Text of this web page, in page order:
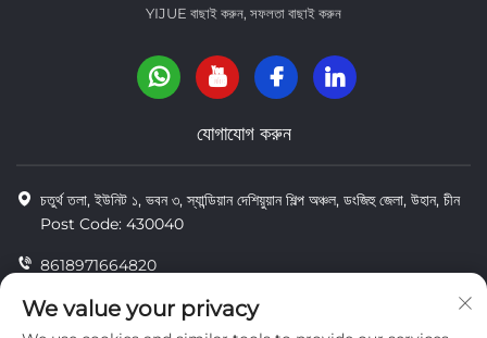
YIJUE বাছাই করুন, সফলতা বাছাই করুন
যোগাযোগ করুন
চতুর্থ তলা, ইউনিট ১, ভবন ৩, স্যান্ডিয়ান দেশিয়ুয়ান শিল্প অঞ্চল, ডংজিহু জেলা, উহান, চীন
Post Code: 430040
8618971664820
8618971664820
We value your privacy